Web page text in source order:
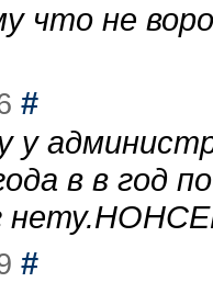
что не
#
у
в в год
#